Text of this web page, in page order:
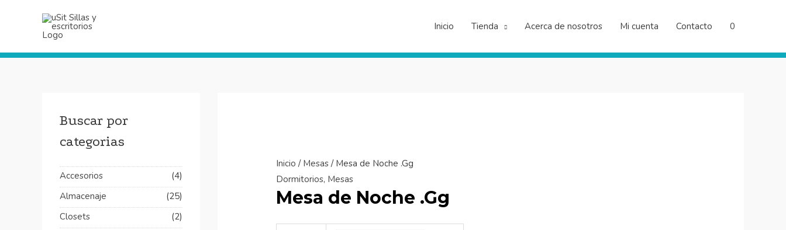
Inicio Tienda Acerca de nosotros Mi cuenta Contacto 0
Buscar por
categorias
Accesorios
(4)
Almacenaje
(25)
Closets
(2)
Inicio / Mesas / Mesa de Noche .Gg
Dormitorios, Mesas
Mesa de Noche .Gg
cantidad